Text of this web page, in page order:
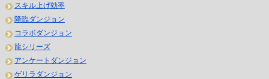
スキル上げ効率
降臨ダンジョン
コラボダンジョン
龍シリーズ
アンケートダンジョン
ゲリラダンジョン